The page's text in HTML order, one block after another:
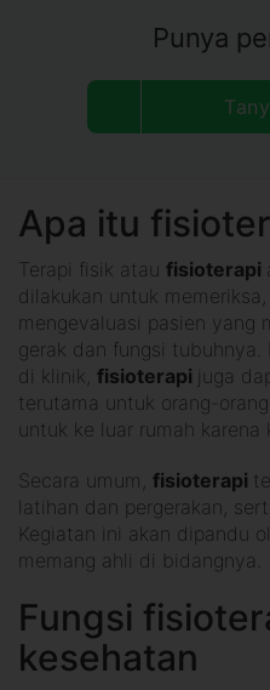
Punya
Apa itu
Terapi fisik atau fisioterapi
dilakukan untuk
mengevaluasi pasien yang
gerak dan fungsi
di klinik, fisioterapi juga
terutama untuk orang-
untuk ke luar rumah karena
Secara umum, fisioterapi
latihan dan pergerakan,
Kegiatan ini akan dipandu
memang ahli di bidangnya.
Fungsi
kesehatan